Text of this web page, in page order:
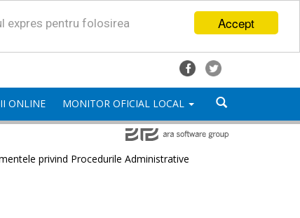
Accept
expres pentru folosirea
ONLINE MONITOR OFICIAL LOCAL
privind Procedurile Administrative